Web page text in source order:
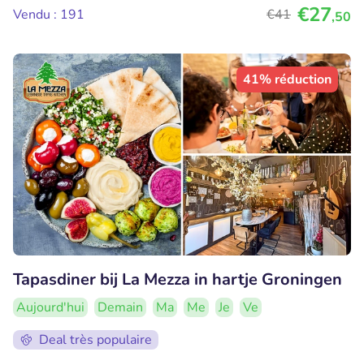
Vendu : 191
€41 €27,50
41% réduction
Tapasdiner bij La Mezza in hartje Groningen
Aujourd'hui Demain Ma Me Je
Ve
Deal très populaire